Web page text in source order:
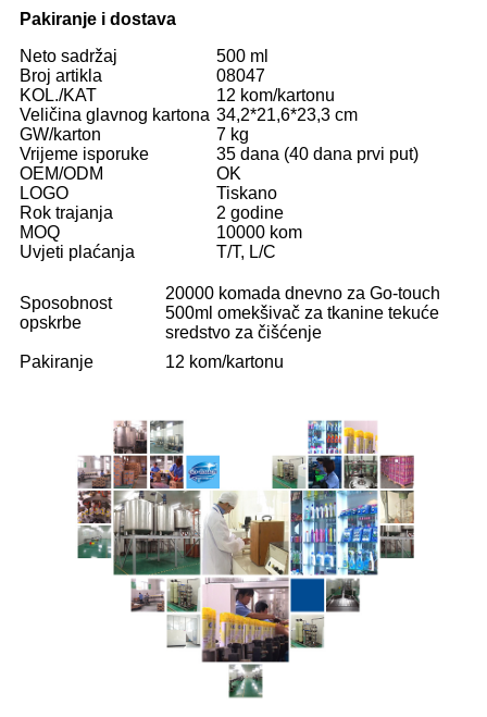
Pakiranje i dostava
Neto sadržaj
500 ml
Broj artikla
08047
KOL./KAT
12 kom/kartonu
Veličina glavnog kartona 34,2*21,6*23,3 cm
GW/karton
7 kg
Vrijeme isporuke
35 dana (40 dana prvi put)
OEM/ODM
OK
LOGO
Tiskano
Rok trajanja
2 godine
MOQ
10000 kom
Uvjeti plaćanja
T/T, L/C
Sposobnost
opskrbe
20000 komada dnevno za Go-touch
500ml omekšivač za tkanine tekuće
sredstvo za čišćenje
Pakiranje
12 kom/kartonu